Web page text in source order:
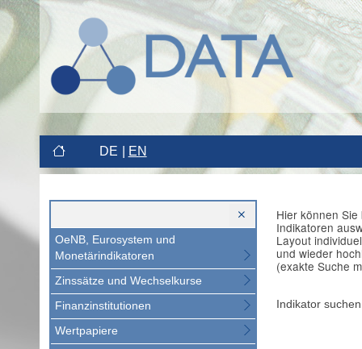
DE EN
OeNB, Eurosystem und
Monetärindikatoren
Zinssätze und Wechselkurse
Finanzinstitutionen
Wertpapiere
Hier können
Indikatoren
Layout
und wieder
(exakte Suche
Indikator suchen